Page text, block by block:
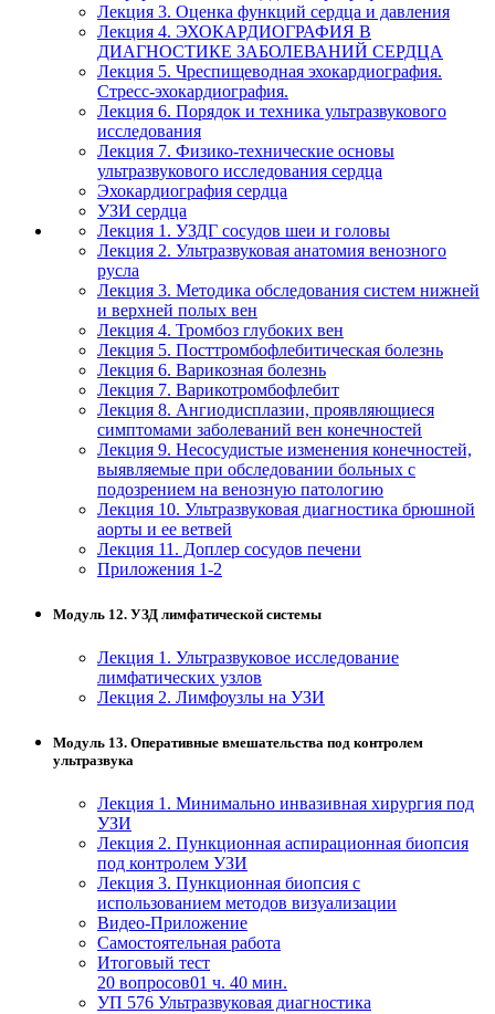
Лекция 3. Оценка функций сердца и давления
Лекция 4. ЭХОКАРДИОГРАФИЯ В
ДИАГНОСТИКЕ ЗАБОЛЕВАНИЙ СЕРДЦА
Лекция 5. Чреспищеводная эхокардиография.
Стресс-эхокардиография.
Лекция 6. Порядок и техника ультразвукового
исследования
Лекция 7. Физико-технические основы
ультразвукового исследования сердца
Эхокардиография сердца
УЗИ сердца
Лекция 1. УЗДГ сосудов шеи и головы
Лекция 2. Ультразвуковая анатомия венозного
русла
Лекция 3. Методика обследования систем нижней
и верхней полых вен
Лекция 4. Тромбоз глубоких вен
Лекция 5. Посттромбофлебитическая болезнь
Лекция 6. Варикозная болезнь
Лекция 7. Варикотромбофлебит
Лекция 8. Ангиодисплазии, проявляющиеся
симптомами заболеваний вен конечностей
Лекция 9. Несосудистые изменения конечностей,
выявляемые при обследовании больных с
подозрением на венозную патологию
Лекция 10. Ультразвуковая диагностика брюшной
аорты и ее ветвей
Лекция 11. Доплер сосудов печени
Приложения 1-2
Модуль 12. УЗД лимфатической системы
Лекция 1. Ультразвуковое исследование
лимфатических узлов
Лекция 2. Лимфоузлы на УЗИ
Модуль 13. Оперативные вмешательства под контролем
ультразвука
Лекция 1. Минимально инвазивная хирургия под
УЗИ
Лекция 2. Пункционная аспирационная биопсия
под контролем УЗИ
Лекция 3. Пункционная биопсия с
использованием методов визуализации
Видео-Приложение
Самостоятельная работа
Итоговый тест
20 вопросов01 ч. 40 мин.
УП 576 Ультразвуковая диагностика